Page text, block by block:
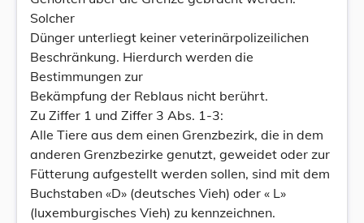
Solcher
Dünger unterliegt keiner veterinärpolizeilichen
Beschränkung. Hierdurch werden die
Bestimmungen zur
Bekämpfung der Reblaus nicht berührt.
Zu Ziffer 1 und Ziffer 3 Abs. 1-3:
Alle Tiere aus dem einen Grenzbezirk, die in dem
anderen Grenzbezirke genutzt, geweidet oder zur
Fütterung aufgestellt werden sollen, sind mit dem
Buchstaben «D» (deutsches Vieh) oder « L»
(luxemburgisches Vieh) zu kennzeichnen.